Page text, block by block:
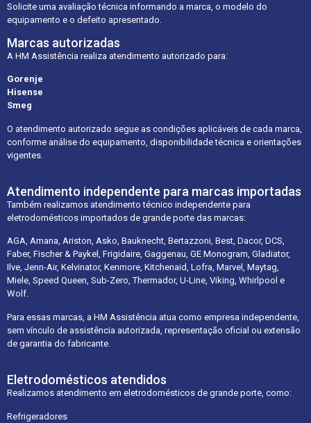
Solicite uma avaliação técnica informando a marca, o modelo do
equipamento e o defeito apresentado.
Marcas autorizadas
A HM Assistência realiza atendimento autorizado para:
Gorenje
Hisense
Smeg
O atendimento autorizado segue as condições aplicáveis de cada marca,
conforme análise do equipamento, disponibilidade técnica e orientações
vigentes.
Atendimento independente para marcas importadas
Também realizamos atendimento técnico independente para
eletrodomésticos importados de grande porte das marcas:
AGA, Amana, Ariston, Asko, Bauknecht, Bertazzoni, Best, Dacor, DCS,
Faber, Fischer & Paykel, Frigidaire, Gaggenau, GE Monogram, Gladiator,
Ilve, Jenn-Air, Kelvinator, Kenmore, Kitchenaid, Lofra, Marvel, Maytag,
Miele, Speed Queen, Sub-Zero, Thermador, U-Line, Viking, Whirlpool e
Wolf.
Para essas marcas, a HM Assistência atua como empresa independente,
sem vínculo de assistência autorizada, representação oficial ou extensão
de garantia do fabricante.
Eletrodomésticos atendidos
Realizamos atendimento em eletrodomésticos de grande porte, como:
Refrigeradores